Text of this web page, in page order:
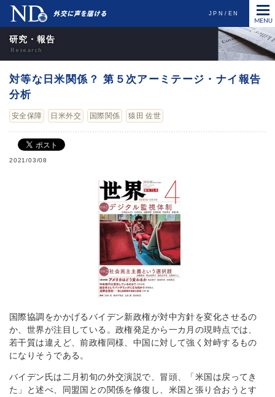
JPN EN
研究・報告
対等な日米関係？ 第５次アーミテージ・ナイ報告
分析
安全保障 日米外交 国際関係 猿田 佐世
2021/03/08
国際協調をかかげるバイデン新政権が対中方針を変化させるの
か、世界が注目している。政権発足から一カ月の現時点では、
若干質は違えど、前政権同様、中国に対して強く対峙するもの
になりそうである。
バイデン氏は二月初旬の外交演説で、冒頭、「米国は戻ってき
た」と述べ、同盟国との関係を修復し、米国と張り合おうとす